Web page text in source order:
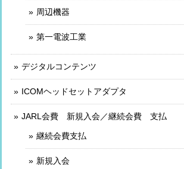
周辺機器
第一電波工業
デジタルコンテンツ
ICOMヘッドセットアダプタ
JARL会費 新規入会／継続会費 支払
継続会費支払
新規入会